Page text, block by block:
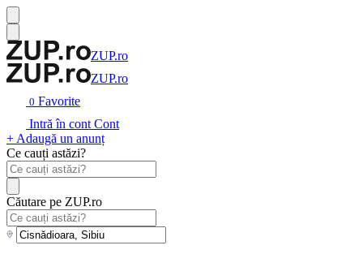
ZUP.ro
ZUP.ro
0 Favorite
Intră în cont Cont
+ Adaugă un anunț
Ce cauți astăzi?
Căutare pe ZUP.ro